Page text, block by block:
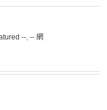
--, -- 網